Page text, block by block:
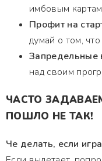
имбовым
Профит на
думай о том,
Запредельные
над своим
ЧАСТО
ПОШЛО НЕ ТАК!
Че делать, если